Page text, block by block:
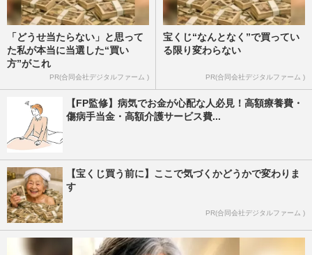
「どうせ当たらない」と思って
た私が本当に当選した“買い
方”がこれ
PR(合同会社デジタルファーム )
宝くじ“なんとなく”で買ってい
る限り変わらない
PR(合同会社デジタルファーム )
【FP監修】病気でお金が心配な人必見！高額療養費・
傷病手当金・高額介護サービス費...
【宝くじ買う前に】ここで気づくかどうかで変わりま
す
PR(合同会社デジタルファーム )